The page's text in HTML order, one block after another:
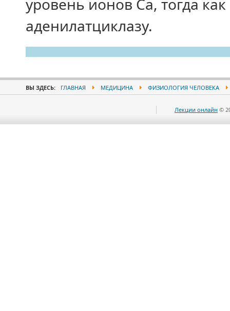
уровень ионов Са, тогда
аденилатциклазу.
ВЫ ЗДЕСЬ: ГЛАВНАЯ МЕДИЦИНА ФИЗИОЛОГИЯ ЧЕЛОВЕКА
Лекции онлайн ©